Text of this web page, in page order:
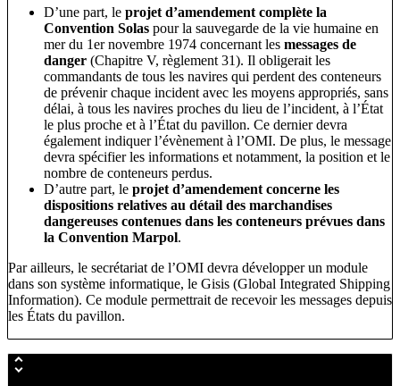
D’une part, le projet d’amendement complète la
Convention Solas pour la sauvegarde de la vie humaine en
mer du 1er novembre 1974 concernant les messages de
danger (Chapitre V, règlement 31). Il obligerait les
commandants de tous les navires qui perdent des conteneurs
de prévenir chaque incident avec les moyens appropriés, sans
délai, à tous les navires proches du lieu de l’incident, à l’État
le plus proche et à l’État du pavillon. Ce dernier devra
également indiquer l’évènement à l’OMI. De plus, le message
devra spécifier les informations et notamment, la position et le
nombre de conteneurs perdus.
D’autre part, le projet d’amendement concerne les
dispositions relatives au détail des marchandises
dangereuses contenues dans les conteneurs prévues dans
la Convention Marpol.
Par ailleurs, le secrétariat de l’OMI devra développer un module
dans son système informatique, le Gisis (Global Integrated Shipping
Information). Ce module permettrait de recevoir les messages depuis
les États du pavillon.